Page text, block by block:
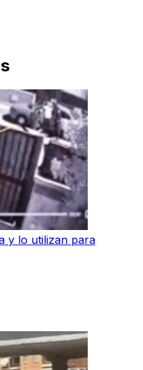
y lo utilizan para